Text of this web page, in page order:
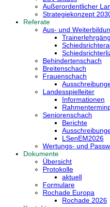
Außerordentlicher
Strategiekonzept
Referate
Aus- und
Behindertenschach
Breitenschach
Frauenschach
Landesspielleiter
Informationen
Seniorenschach
Berichte
LSenEM2026
Wertungs- und
Dokumente
Übersicht
Protokolle
aktuell
Formulare
Rochade Europa
Rochade 2026